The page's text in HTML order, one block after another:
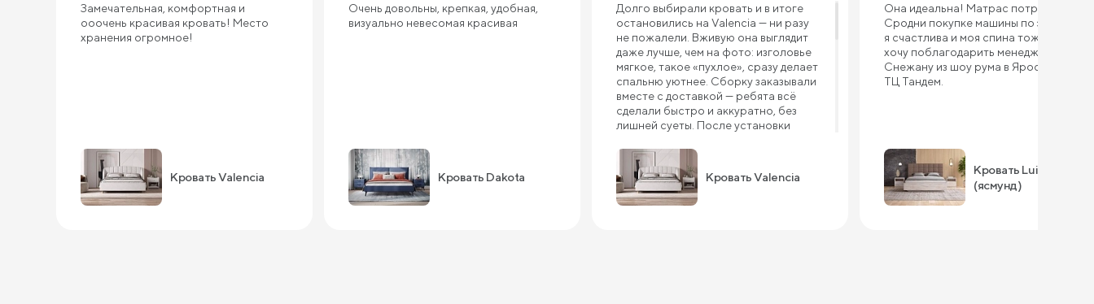
Замечательная, комфортная и
ооочень красивая кровать! Место
хранения огромное!
Кровать Valencia
Очень довольны, крепкая, удобная,
визуально невесомая красивая
Кровать Dakota
Долго выбирали кровать и в итоге
остановились на Valencia — ни разу
не пожалели. Вживую она выглядит
даже лучше, чем на фото: изголовье
мягкое, такое «пухлое», сразу делает
спальню уютнее. Сборку заказывали
вместе с доставкой — ребята всё
сделали быстро и аккуратно, без
лишней суеты. После установки
шатается и не скрипит. Ткань
приятная на ощупь, выглядит
качественно, не создаёт ощущения
«дешёвки». Очень порадовал
Кровать Valencia
Она идеальна! Матрас потрясающий!
Сродни покупке машины по эмоциям)
я счастлива и моя спина тоже! Очень
хочу поблагодарить менеджера
Снежану из шоу рума в Ярославле,
ТЦ Тандем.
Кровать Luiza
(ясмунд)